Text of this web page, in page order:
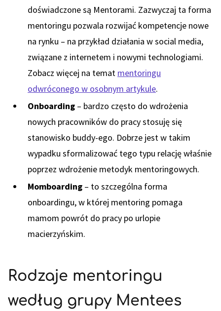
doświadczone są Mentorami. Zazwyczaj ta forma
mentoringu pozwala rozwijać kompetencje nowe
na rynku – na przykład działania w social media,
związane z internetem i nowymi technologiami.
Zobacz więcej na temat mentoringu
odwróconego w osobnym artykule.
Onboarding – bardzo często do wdrożenia
nowych pracowników do pracy stosuję się
stanowisko buddy-ego. Dobrze jest w takim
wypadku sformalizować tego typu relację właśnie
poprzez wdrożenie metodyk mentoringowych.
Momboarding – to szczególna forma
onboardingu, w której mentoring pomaga
mamom powrót do pracy po urlopie
macierzyńskim.
Rodzaje mentoringu
według grupy Mentees